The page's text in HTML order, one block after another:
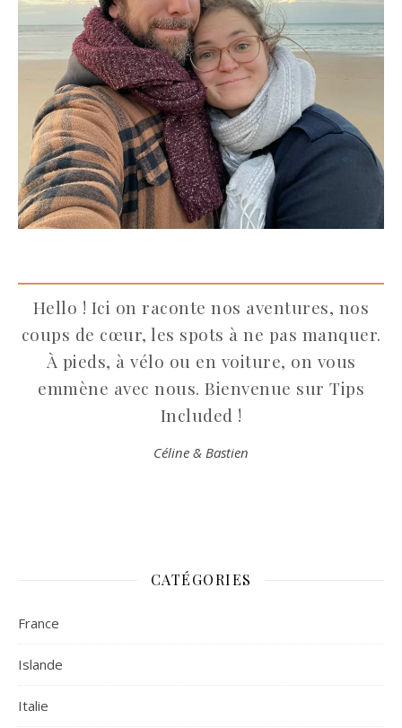
Hello ! Ici on raconte nos aventures, nos
coups de cœur, les spots à ne pas manquer.
À pieds, à vélo ou en voiture, on vous
emmène avec nous. Bienvenue sur Tips
Included !
Céline & Bastien
CATÉGORIES
France
Islande
Italie